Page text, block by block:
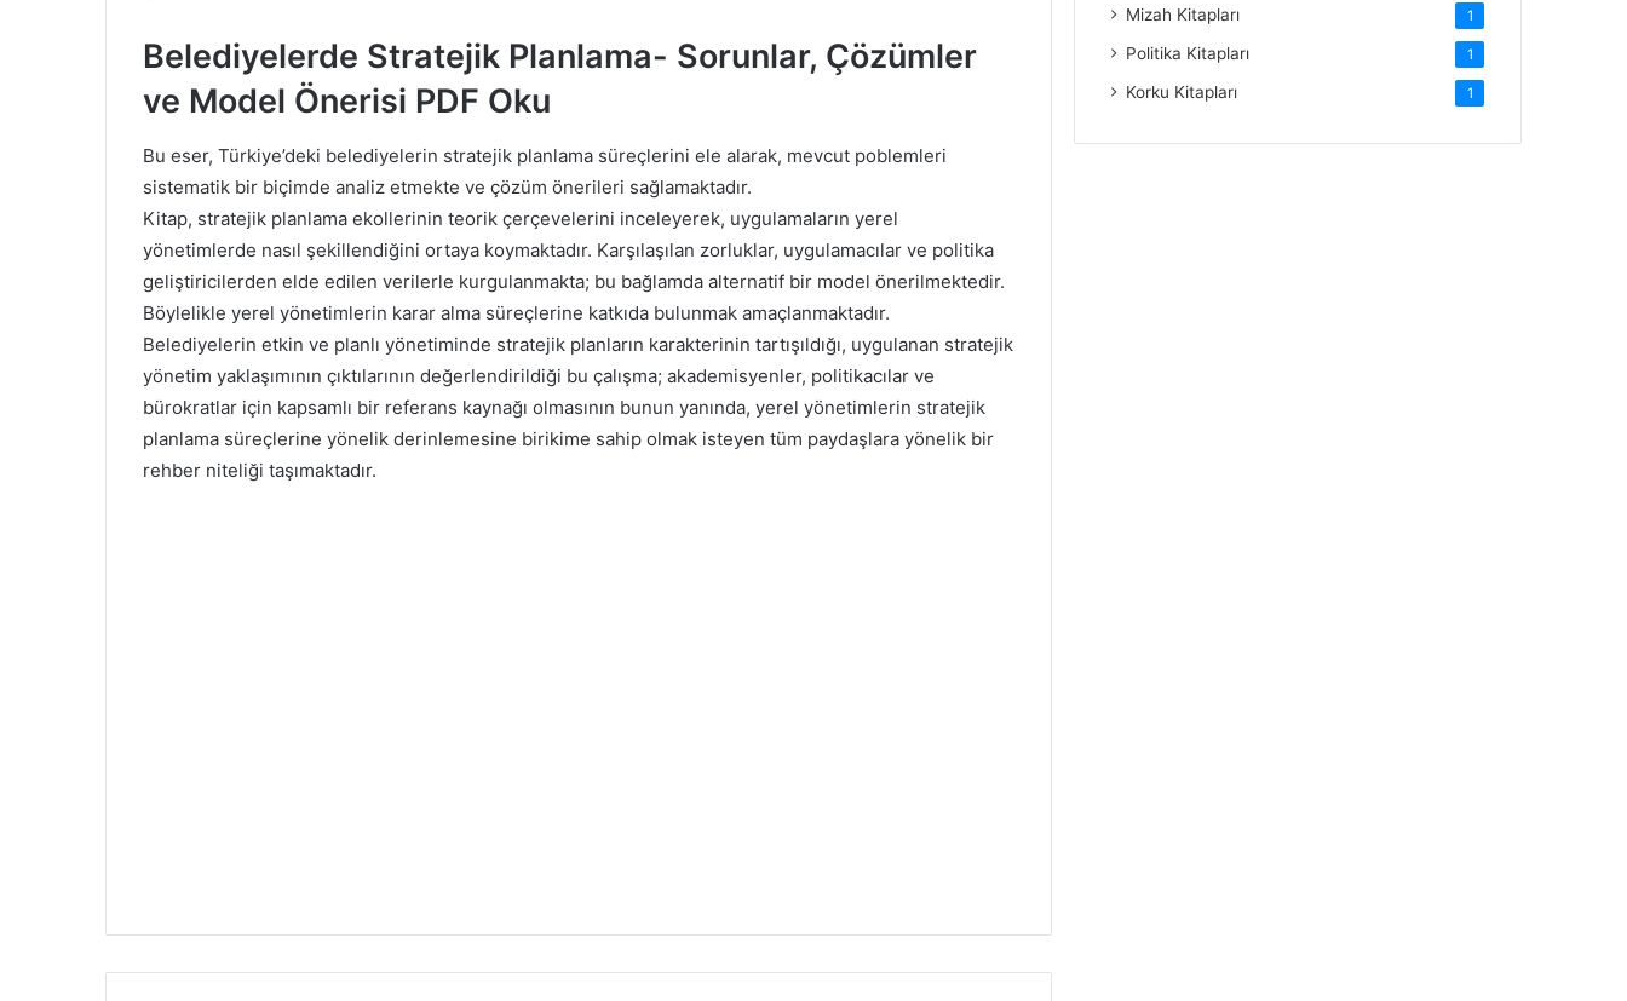
Belediyelerde Stratejik Planlama- Sorunlar, Çözümler
ve Model Önerisi PDF Oku
Bu eser, Türkiye’deki belediyelerin stratejik planlama süreçlerini ele alarak, mevcut poblemleri
sistematik bir biçimde analiz etmekte ve çözüm önerileri sağlamaktadır.
Kitap, stratejik planlama ekollerinin teorik çerçevelerini inceleyerek, uygulamaların yerel
yönetimlerde nasıl şekillendiğini ortaya koymaktadır. Karşılaşılan zorluklar, uygulamacılar ve politika
geliştiricilerden elde edilen verilerle kurgulanmakta; bu bağlamda alternatif bir model önerilmektedir.
Böylelikle yerel yönetimlerin karar alma süreçlerine katkıda bulunmak amaçlanmaktadır.
Belediyelerin etkin ve planlı yönetiminde stratejik planların karakterinin tartışıldığı, uygulanan stratejik
yönetim yaklaşımının çıktılarının değerlendirildiği bu çalışma; akademisyenler, politikacılar ve
bürokratlar için kapsamlı bir referans kaynağı olmasının bunun yanında, yerel yönetimlerin stratejik
planlama süreçlerine yönelik derinlemesine birikime sahip olmak isteyen tüm paydaşlara yönelik bir
rehber niteliği taşımaktadır.
Mizah Kitapları 1
Politika Kitapları 1
Korku Kitapları 1